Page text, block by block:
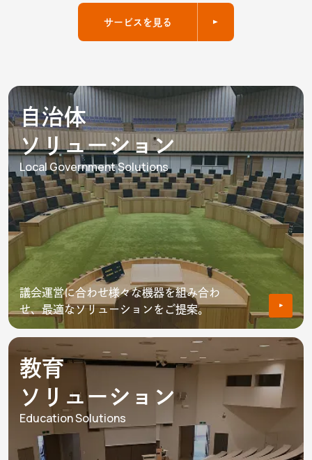
サービスを見る
自治体
ソリューション
Local Government Solutions
議会運営に合わせ様々な機器を組み合わ
せ、最適なソリューションをご提案。
教育
ソリューション
Education Solutions